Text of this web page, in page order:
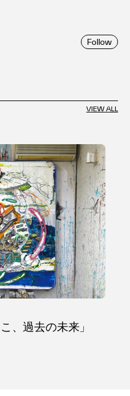
Follow
VIEW ALL
、過去の未来」